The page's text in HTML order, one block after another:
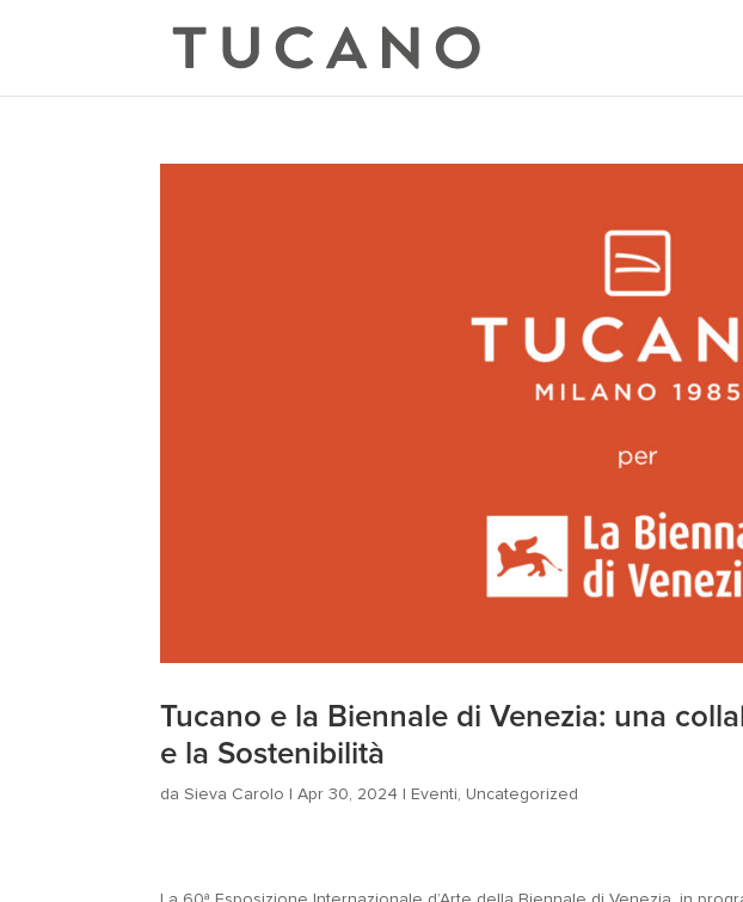
Tucano e la Biennale di Venezia: una
e la Sostenibilità
daSieva Carolo |Apr 30, 2024 | Eventi, Uncategorized